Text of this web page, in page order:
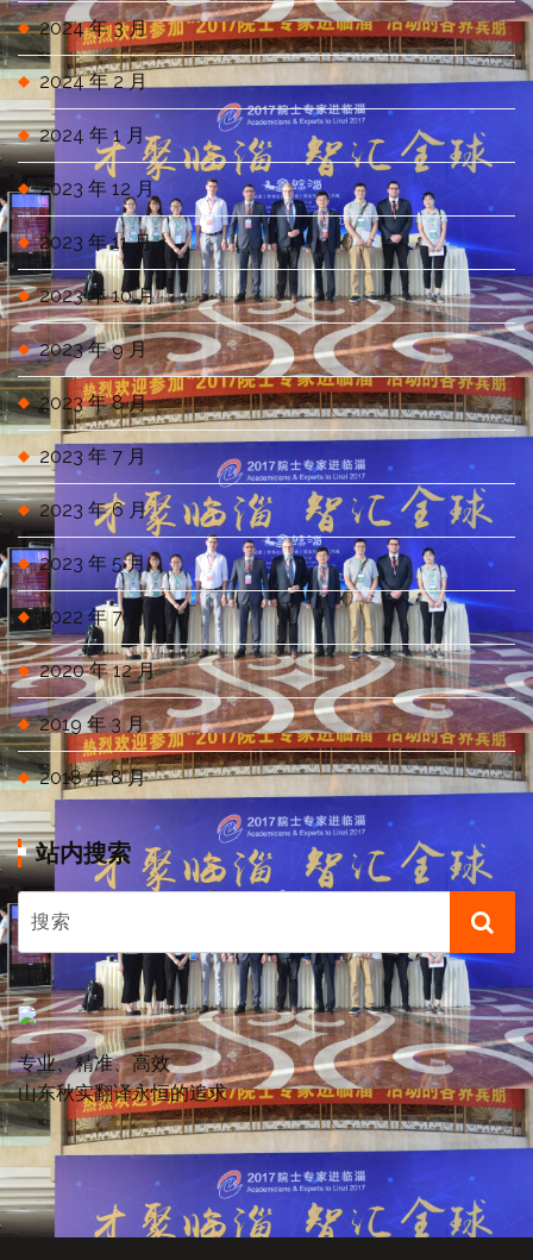
2024 年 3 月
2024 年 2 月
2024 年 1 月
2023 年 12 月
2023 年 11 月
2023 年 10 月
2023 年 9 月
2023 年 8 月
2023 年 7 月
2023 年 6 月
2023 年 5 月
2022 年 7 月
2020 年 12 月
2019 年 3 月
2018 年 8 月
站内搜索
专业、精准、高效
山东秋实翻译永恒的追求